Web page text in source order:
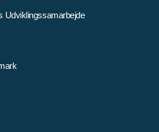
Udviklingssamarbejde